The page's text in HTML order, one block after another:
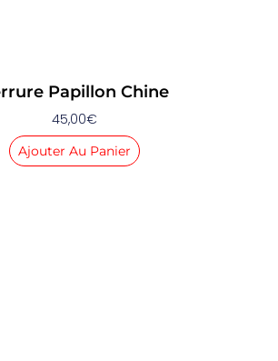
Papillon Chine
45,00€
Ajouter Au Panier